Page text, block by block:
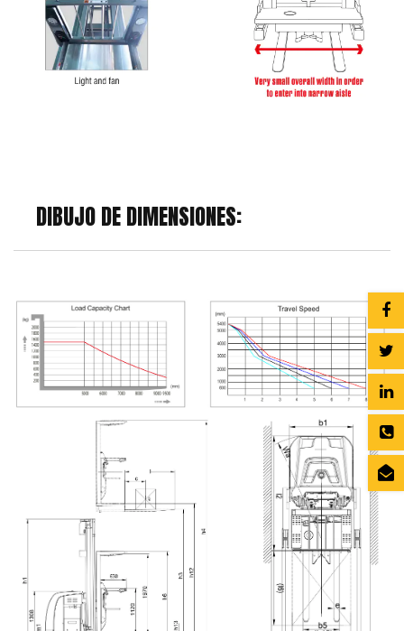
DIBUJO DE DIMENSIONES: